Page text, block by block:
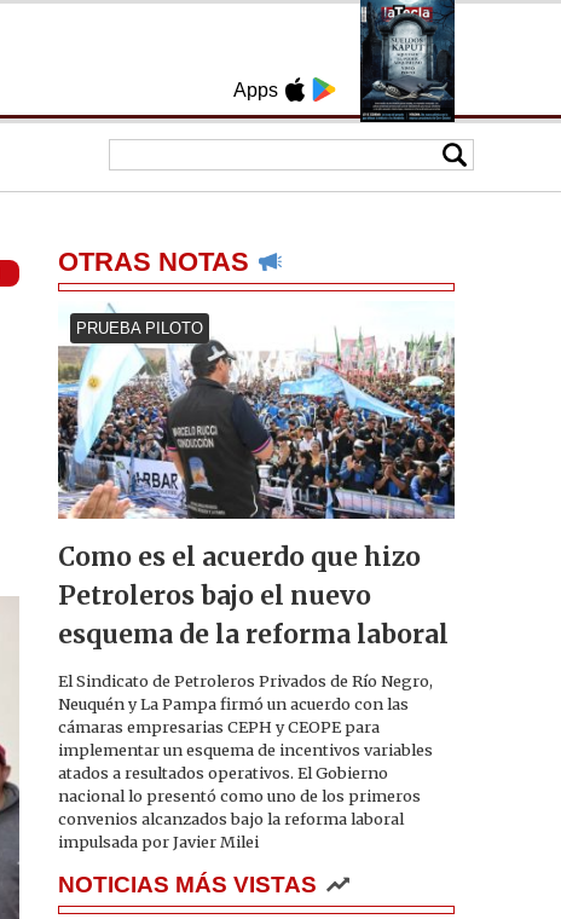
Apps
OTRAS NOTAS
PRUEBA PILOTO
Como es el acuerdo que hizo
Petroleros bajo el nuevo
esquema de la reforma laboral
El Sindicato de Petroleros Privados de Río Negro,
Neuquén y La Pampa firmó un acuerdo con las
cámaras empresarias CEPH y CEOPE para
implementar un esquema de incentivos variables
atados a resultados operativos. El Gobierno
nacional lo presentó como uno de los primeros
convenios alcanzados bajo la reforma laboral
impulsada por Javier Milei
NOTICIAS MÁS VISTAS